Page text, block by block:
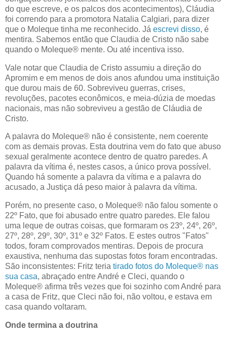
do que escreve, e os palcos dos acontecimentos), Cláudia
foi correndo para a promotora Natalia Calgiari, para dizer
que o Moleque tinha me reconhecido. Já escrevi disso, é
mentira. Sabemos então que Claudia de Cristo não sabe
quando o Moleque® mente. Ou até incentiva isso.
Vale notar que Claudia de Cristo assumiu a direção do
Apromim e em menos de dois anos afundou uma instituição
que durou mais de 60. Sobreviveu guerras, crises,
revoluções, pacotes econômicos, e meia-dúzia de moedas
nacionais, mas não sobreviveu a gestão de Cláudia de
Cristo.
A palavra do Moleque® não é consistente, nem coerente
com as demais provas. Esta doutrina vem do fato que abuso
sexual geralmente acontece dentro de quatro paredes. A
palavra da vítima é, nestes casos, a único prova possível.
Quando há somente a palavra da vítima e a palavra do
acusado, a Justiça dá peso maior à palavra da vítima.
Porém, no presente caso, o Moleque® não falou somente o
22º Fato, que foi abusado entre quatro paredes. Ele falou
uma leque de outras coisas, que formaram os 23º, 24º, 26º,
27º, 28º, 29º, 30º, 31º e 32º Fatos. E estes outros "Fatos"
todos, foram comprovados mentiras. Depois de procura
exaustiva, nenhuma das supostas fotos foram encontradas.
São inconsistentes: Fritz teria tirado fotos do Moleque® nas
sua casa, abraçado entre André e Cleci, quando o
Moleque® afirma três vezes que foi sozinho com André para
a casa de Fritz, que Cleci não foi, não voltou, e estava em
casa quando voltaram.
Onde termina a doutrina